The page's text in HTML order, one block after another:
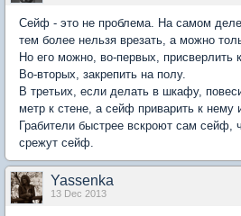
Сейф - это не проблема. На самом
тем более нельзя врезать, а можно
Но его можно, во-первых, присверлить
Во-вторых, закрепить на полу.
В третьих, если делать в шкафу,
метр к стене, а сейф приварить к нему
Грабители быстрее вскроют сам сейф,
срежут сейф.
Yassenka
13 Dec 2013